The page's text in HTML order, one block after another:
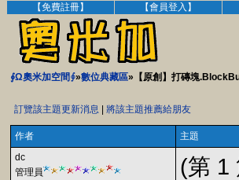
【免費註冊】 【會員登入】
∮Ω奧米加空間∮»數位典藏區»【原創】打磚塊
訂覽該主題更新消息 將該主題推薦給朋友
作者
主題
dc
管理員
(第 1